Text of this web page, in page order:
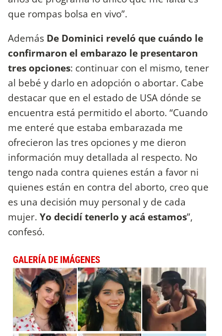
que rompas bolsa en vivo”.
Además De Dominici reveló que cuándo le
confirmaron el embarazo le presentaron
tres opciones: continuar con el mismo, tener
al bebé y darlo en adopción o abortar. Cabe
destacar que en el estado de USA dónde se
encuentra está permitido el aborto. “Cuando
me enteré que estaba embarazada me
ofrecieron las tres opciones y me dieron
información muy detallada al respecto. No
tengo nada contra quienes están a favor ni
quienes están en contra del aborto, creo que
es una decisión muy personal y de cada
mujer. Yo decidí tenerlo y acá estamos”,
confesó.
GALERÍA DE IMÁGENES